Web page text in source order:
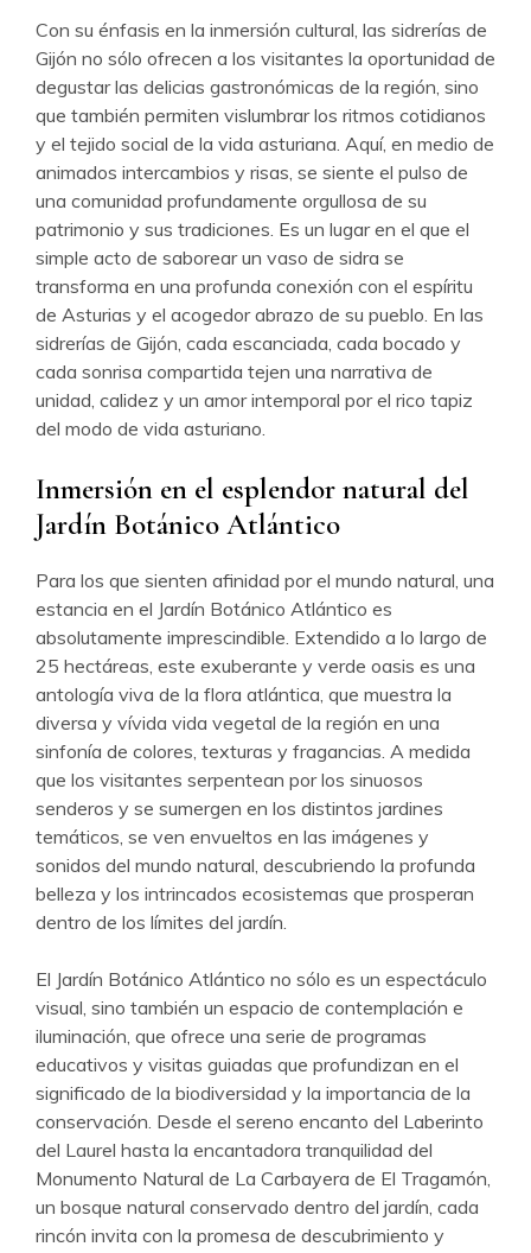
Con su énfasis en la inmersión cultural, las sidrerías de
Gijón no sólo ofrecen a los visitantes la oportunidad de
degustar las delicias gastronómicas de la región, sino
que también permiten vislumbrar los ritmos cotidianos
y el tejido social de la vida asturiana. Aquí, en medio de
animados intercambios y risas, se siente el pulso de
una comunidad profundamente orgullosa de su
patrimonio y sus tradiciones. Es un lugar en el que el
simple acto de saborear un vaso de sidra se
transforma en una profunda conexión con el espíritu
de Asturias y el acogedor abrazo de su pueblo. En las
sidrerías de Gijón, cada escanciada, cada bocado y
cada sonrisa compartida tejen una narrativa de
unidad, calidez y un amor intemporal por el rico tapiz
del modo de vida asturiano.
Inmersión en el esplendor natural del
Jardín Botánico Atlántico
Para los que sienten afinidad por el mundo natural, una
estancia en el Jardín Botánico Atlántico es
absolutamente imprescindible. Extendido a lo largo de
25 hectáreas, este exuberante y verde oasis es una
antología viva de la flora atlántica, que muestra la
diversa y vívida vida vegetal de la región en una
sinfonía de colores, texturas y fragancias. A medida
que los visitantes serpentean por los sinuosos
senderos y se sumergen en los distintos jardines
temáticos, se ven envueltos en las imágenes y
sonidos del mundo natural, descubriendo la profunda
belleza y los intrincados ecosistemas que prosperan
dentro de los límites del jardín.
El Jardín Botánico Atlántico no sólo es un espectáculo
visual, sino también un espacio de contemplación e
iluminación, que ofrece una serie de programas
educativos y visitas guiadas que profundizan en el
significado de la biodiversidad y la importancia de la
conservación. Desde el sereno encanto del Laberinto
del Laurel hasta la encantadora tranquilidad del
Monumento Natural de La Carbayera de El Tragamón,
un bosque natural conservado dentro del jardín, cada
rincón invita con la promesa de descubrimiento y